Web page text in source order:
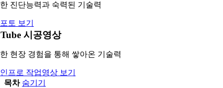
진단능력과 숙력된 기술력
토 보기
시공영상
현장 경험을 통해 쌓아온 기술력
프로 작업영상 보기
목차 숨기기